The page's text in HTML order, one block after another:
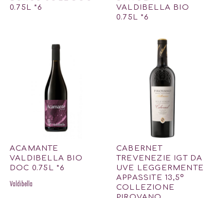
0.75L *6
VALDIBELLA BIO
0.75L *6
ACAMANTE
VALDIBELLA BIO
DOC 0.75L *6
Valdibella
CABERNET
TREVENEZIE IGT DA
UVE LEGGERMENTE
APPASSITE 13,5º
COLLEZIONE